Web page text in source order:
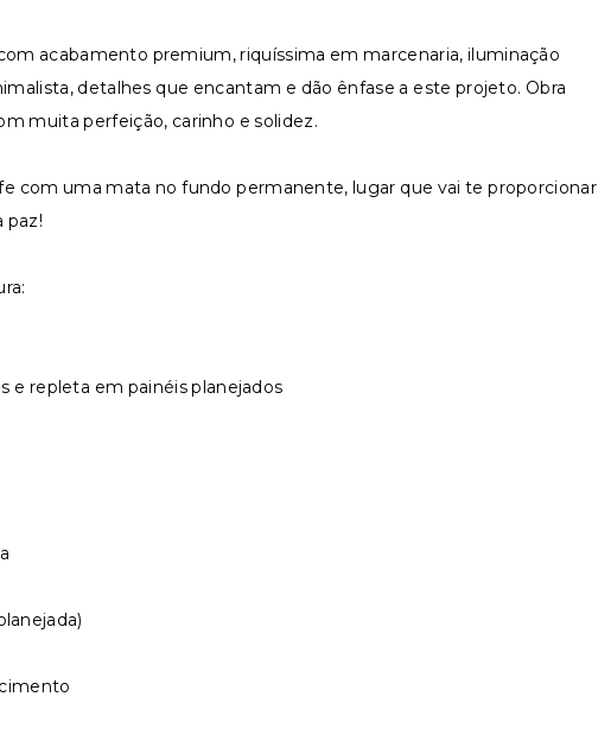
acabamento premium, riquíssima em marcenaria, iluminação
detalhes que encantam e dão ênfase a este projeto. Obra
muita perfeição, carinho e solidez.
com uma mata no fundo permanente, lugar que vai te proporcionar
paz!
e repleta em painéis planejados